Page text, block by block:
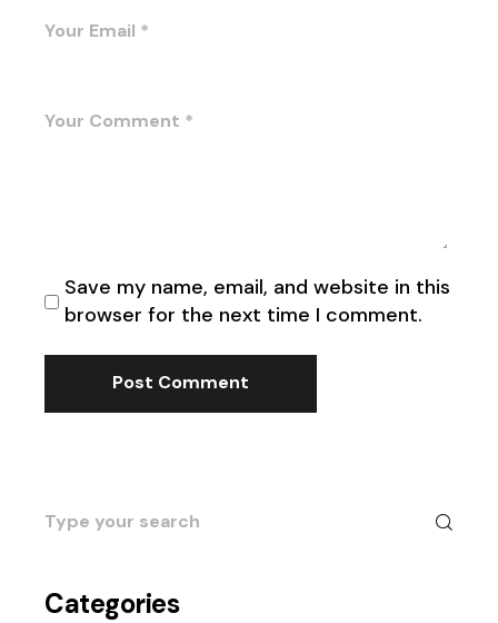
Save my name, email, and website in this
browser for the next time I comment.
Post Comment
Search
for:
Categories